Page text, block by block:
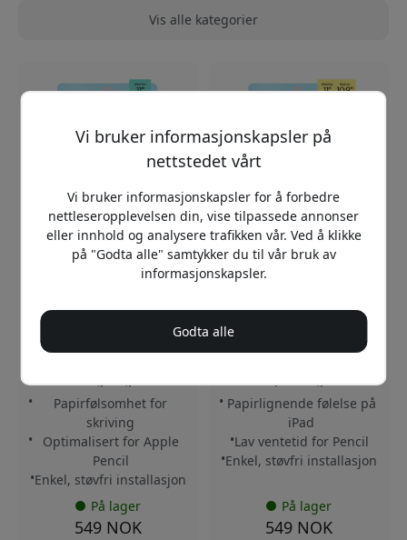
Vis alle kategorier
PL3-11-24
4.6
skjermbeskyttere for iPad
Pro 11 tommer (2024) 2-
pakning med papirfølelse
Papirfølsomhet for
skriving
Optimalisert for Apple
Pencil
Enkel, støvfri installasjon
På lager
549 NOK
PL3-11-18
skjermbeskyttere til iPad
Pro 11 tommer (2018–
2023) og iPad Air 10,9
Papirlignende følelse på
iPad
Lav ventetid for Pencil
Enkel, støvfri installasjon
På lager
549 NOK
Vi bruker informasjonskapsler på
nettstedet vårt
Vi bruker informasjonskapsler for å forbedre
nettleseropplevelsen din, vise tilpassede annonser
eller innhold og analysere trafikken vår. Ved å klikke
på "Godta alle" samtykker du til vår bruk av
informasjonskapsler.
Godta alle